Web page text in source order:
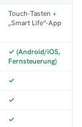
Touch-Tasten +
„Smart Life“-App
✓ (Android/iOS,
Fernsteuerung)
✓
✓
✓